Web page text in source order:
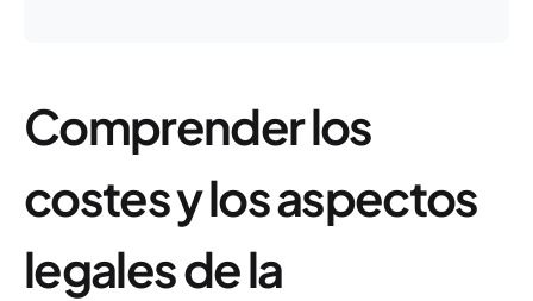
Comprender los
costes y los aspectos
legales de la